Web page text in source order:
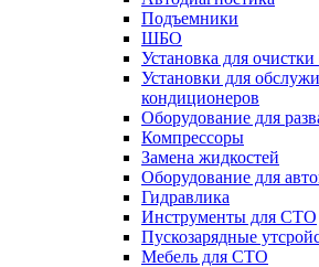
Подъемники
ШБО
Установка для
Установки для
кондиционеров
Оборудование для
Компрессоры
Замена жидкостей
Оборудование для
Гидравлика
Инструменты для СТО
Пускозарядные
Мебель для СТО